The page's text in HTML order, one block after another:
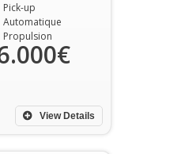
Pick-up
Automatique
Propulsion
View Details